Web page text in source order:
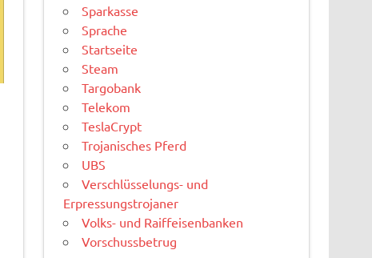
Sparkasse
Sprache
Startseite
Steam
Targobank
Telekom
TeslaCrypt
Trojanisches Pferd
UBS
Verschlüsselungs- und
Erpressungstrojaner
Volks- und Raiffeisenbanken
Vorschussbetrug